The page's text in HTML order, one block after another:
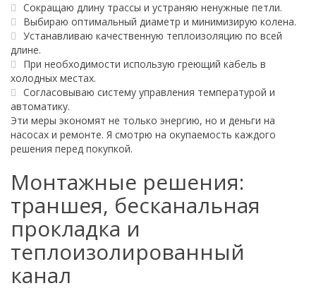
Сокращаю длину трассы и устраняю ненужные петли.
Выбираю оптимальный диаметр и минимизирую колена.
Устанавливаю качественную теплоизоляцию по всей
длине.
При необходимости использую греющий кабель в
холодных местах.
Согласовываю систему управления температурой и
автоматику.
Эти меры экономят не только энергию, но и деньги на
насосах и ремонте. Я смотрю на окупаемость каждого
решения перед покупкой.
Монтажные решения:
траншея, бесканальная
прокладка и
теплоизолированный
канал